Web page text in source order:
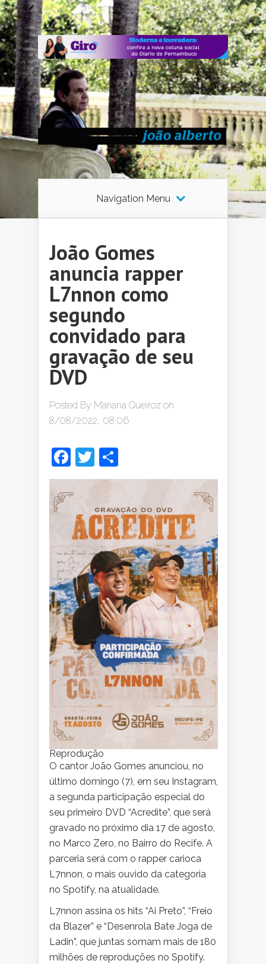
Navigation Menu
João Gomes
anuncia rapper
L7nnon como
segundo
convidado para
gravação de seu
DVD
Posted By Mariana Queiroz on
8/08/2022, 08:06
Facebook
Twitter
Reprodução
O cantor João Gomes anunciou, no
último domingo (7), em seu Instagram,
a segunda participação especial do
seu primeiro DVD “Acredite”, que será
gravado no próximo dia 17 de agosto,
no Marco Zero, no Bairro do Recife. A
parceria será com o rapper carioca
L7nnon, o mais ouvido da categoria
no Spotify, na atualidade.
L7nnon assina os hits “Ai Preto”, “Freio
da Blazer” e “Desenrola Bate Joga de
Ladin”, que juntas somam mais de 180
milhões de reproduções no Spotify.